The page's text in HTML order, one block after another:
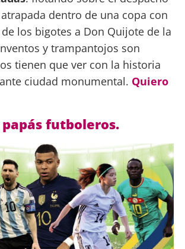
dentro de una copa con
los bigotes a Don Quijote de la
y trampantojos son
tienen que ver con la historia
ciudad monumental. Quiero
papás futboleros.